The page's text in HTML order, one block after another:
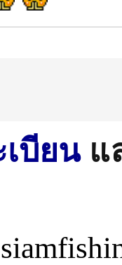
บียนแ